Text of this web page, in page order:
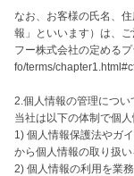
なお、お客様の氏名、
報」といいます）は、
フー株式会社の定める
fo/terms/
2.個人情報の管理につい
当社は以下の体制で個人
1) 個人情報保護法やガ
から個人情報の取り扱
2) 個人情報の利用を業